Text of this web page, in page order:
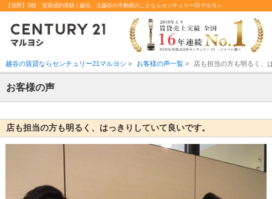
【池野】S様 賃貸成約実績 | 越谷、北越谷の不動産のことならセンチュリー21マルヨシ
越谷の賃貸ならセンチュリー21マルヨシ > お客様の声一覧> 店も担当の方も明るく、
お客様の声
店も担当の方も明るく、はっきりしていて良いです。